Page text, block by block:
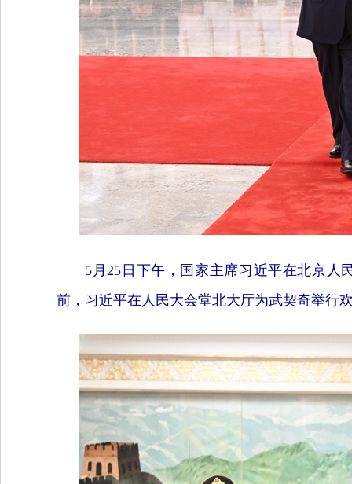
5月25日下午，国家主席习近平在北京人
前，习近平在人民大会堂北大厅为武契奇举行